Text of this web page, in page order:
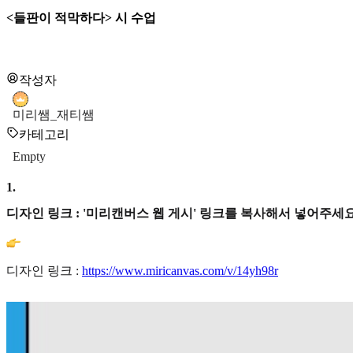
<들판이 적막하다> 시 수업
작성자
미리쌤_재티쌤
카테고리
Empty
1.
디자인 링크 : '미리캔버스 웹 게시' 링크를 복사해서 넣어주세
디자인 링크 : https://www.miricanvas.com/v/14yh98r